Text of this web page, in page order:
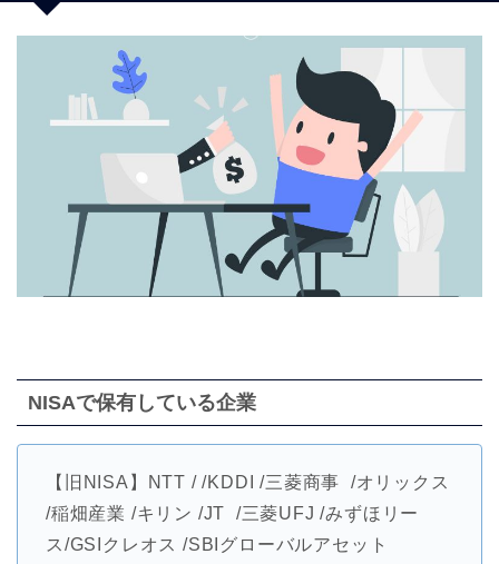
NISAで保有している企業
【旧NISA】NTT / /KDDI /三菱商事 /オリックス
/稲畑産業 /キリン /JT /三菱UFJ /みずほリー
ス/GSIクレオス /SBIグローバルアセット